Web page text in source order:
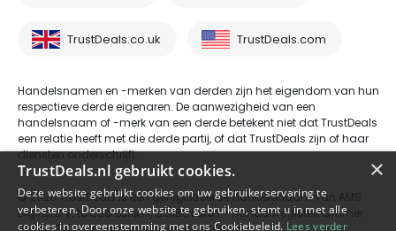
TrustDeals.co.uk TrustDeals.com
Handelsnamen en -merken van derden zijn het eigendom van hun
respectieve derde eigenaren. De aanwezigheid van een
handelsnaam of -merk van een derde betekent niet dat TrustDeals
een relatie heeft met die derde partij, of dat TrustDeals zijn of haar
diensten onderschrijft.
© 2026 TrustDeals is een geregistreerde handelsnaam van AMS
Digital B.V. te Oud Laren 1, 1251BL, Laren - handelsregisternummer
×
TrustDeals.nl gebruikt cookies.
Deze website gebruikt cookies om uw gebruikerservaring te
verbeteren. Door onze website te gebruiken, stemt u in met alle
cookies in overeenstemming met ons Cookiebeleid. Lees verder